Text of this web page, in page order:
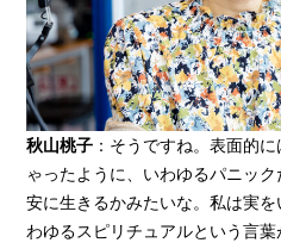
秋山桃子 ：そうですね。表面的
ゃったように、いわゆるパニッ
安に生きるかみたいな。私は実
わゆるスピリチュアルという言